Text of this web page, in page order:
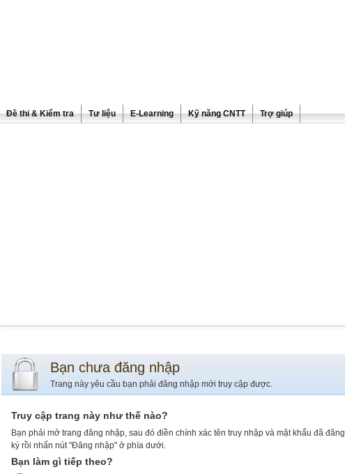
Đề thi & Kiểm tra Tư liệu E-Learning Kỹ năng CNTT Trợ giúp
Bạn chưa đăng nhập
Trang này yêu cầu bạn phải đăng nhập mới truy cập được.
Truy cập trang này như thế nào?
Bạn phải mở trang đăng nhập, sau đó điền chính xác tên truy nhập và mật khẩu đã đăng
ký rồi nhấn nút "Đăng nhập" ở phía dưới.
Bạn làm gì tiếp theo?